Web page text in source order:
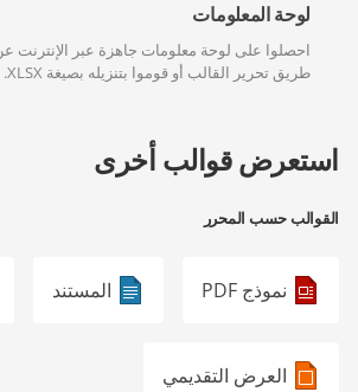
لوحة المعلومات
احصلوا على لوحة معلومات جاهزة عبر الإنترنت
طريق تحرير القالب أو قوموا بتنزيله بصيغة XLSX.
استعرض قوالب أخرى
القوالب حسب المحرر
نموذج PDF المستند
العرض التقديمي